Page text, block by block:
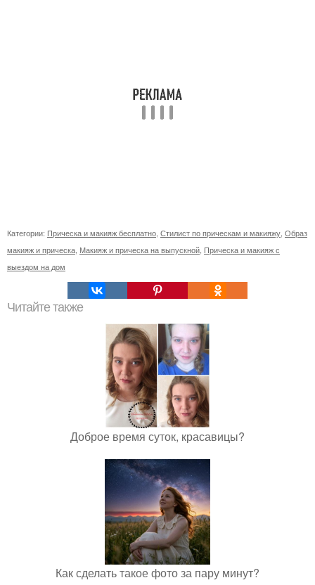
Категории: Прическа и макияж бесплатно Стилист по прическам и макияжу Образ
макияж и прическа Макияж и прическа на выпускной Прическа и макияж с
выездом на дом
Читайте также
Доброе время суток, красавицы?
Как сделать такое фото за пару минут?